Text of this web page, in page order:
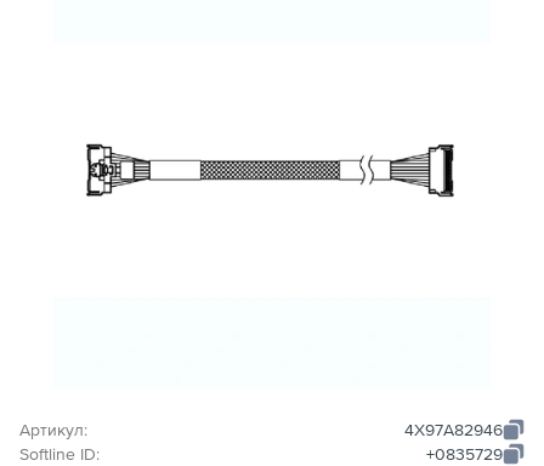
Артикул:
4X97A82946
Softline ID:
+0835729